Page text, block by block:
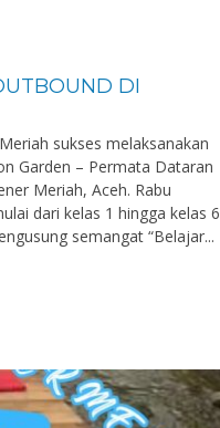
DI
sukses melaksanakan
Garden – Permata Dataran
Meriah, Aceh. Rabu
dari kelas 1 hingga kelas 6
semangat “Belajar...